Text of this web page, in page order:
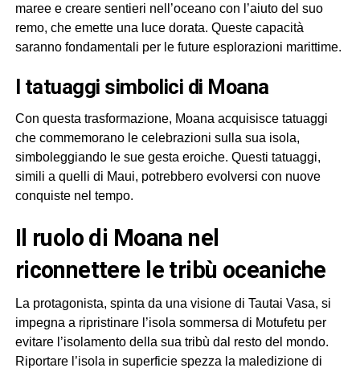
maree e creare sentieri nell’oceano con l’aiuto del suo
remo, che emette una luce dorata. Queste capacità
saranno fondamentali per le future esplorazioni marittime.
I tatuaggi simbolici di Moana
Con questa trasformazione, Moana acquisisce tatuaggi
che commemorano le celebrazioni sulla sua isola,
simboleggiando le sue gesta eroiche. Questi tatuaggi,
simili a quelli di Maui, potrebbero evolversi con nuove
conquiste nel tempo.
Il ruolo di Moana nel
riconnettere le tribù oceaniche
La protagonista, spinta da una visione di Tautai Vasa, si
impegna a ripristinare l’isola sommersa di Motufetu per
evitare l’isolamento della sua tribù dal resto del mondo.
Riportare l’isola in superficie spezza la maledizione di